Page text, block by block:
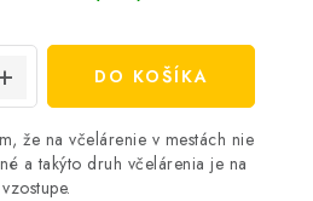
DO KOŠÍKA
že na včelárenie v mestách nie
a takýto druh včelárenia je na
vzostupe.